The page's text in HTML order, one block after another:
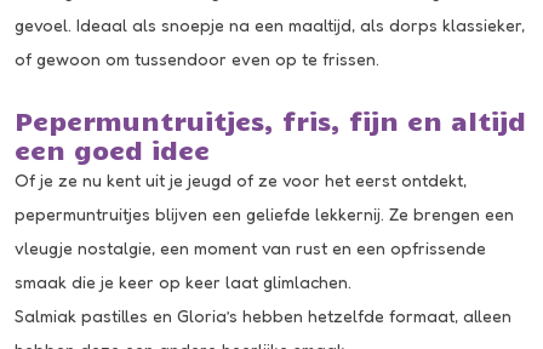
gevoel. Ideaal als snoepje na een maaltijd, als dorps klassieker,
of gewoon om tussendoor even op te frissen.
Pepermuntruitjes, fris, fijn en altijd
een goed idee
Of je ze nu kent uit je jeugd of ze voor het eerst ontdekt,
pepermuntruitjes blijven een geliefde lekkernij. Ze brengen een
vleugje nostalgie, een moment van rust en een opfrissende
smaak die je keer op keer laat glimlachen.
Salmiak pastilles en Gloria’s hebben hetzelfde formaat, alleen